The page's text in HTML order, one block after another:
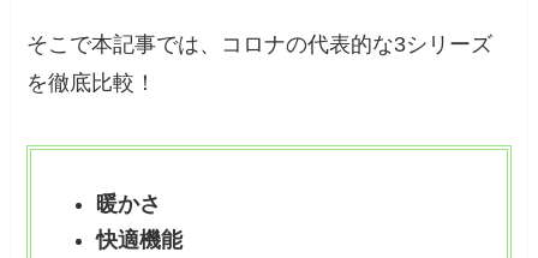
そこで本記事では、コロナの代表的な3シリーズ
を徹底比較！
暖かさ
快適機能